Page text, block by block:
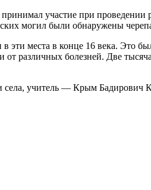
участие при
могил были обнаружены
эти места в конце 16 века. Это
различных болезней. Две
учитель — Крым Бадирович